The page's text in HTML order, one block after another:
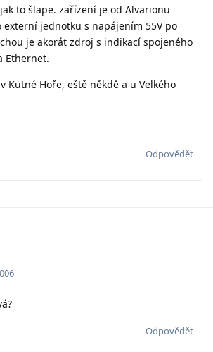
to šlape. zařízení je od Alvarionu
externí jednotku s napájením 55V po
je akorát zdroj s indikací spojeného
Ethernet.
Kutné Hoře, eště někdě a u Velkého
Odpovědět
Odpovědět